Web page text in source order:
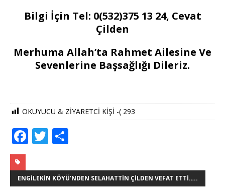
Bilgi İçin Tel: 0(532)375 13 24, Cevat
Çilden
Merhuma Allah’ta Rahmet Ailesine Ve
Sevenlerine Başsağlığı Dileriz.
OKUYUCU & ZİYARETCİ KİŞİ -( 293
F
c
e
T
it
te
ar
e
ENGILEKIN KÖYÜ’NDEN SELAHATTIN ÇILDEN VEFAT ETTI…..